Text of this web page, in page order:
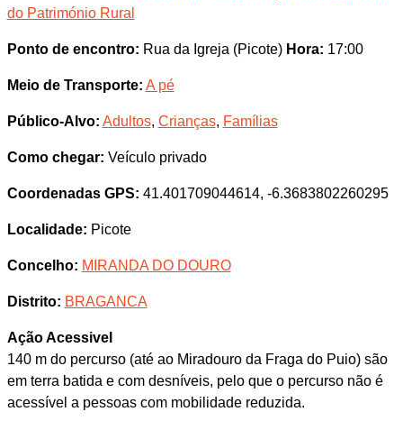
do Património Rural
Ponto de encontro: Rua da Igreja (Picote) Hora: 17:00
Meio de Transporte: A pé
Público-Alvo: Adultos, Crianças, Famílias
Como chegar: Veículo privado
Coordenadas GPS: 41.401709044614, -6.3683802260295
Localidade: Picote
Concelho: MIRANDA DO DOURO
Distrito: BRAGANCA
Ação Acessivel
140 m do percurso (até ao Miradouro da Fraga do Puio) são
em terra batida e com desníveis, pelo que o percurso não é
acessível a pessoas com mobilidade reduzida.